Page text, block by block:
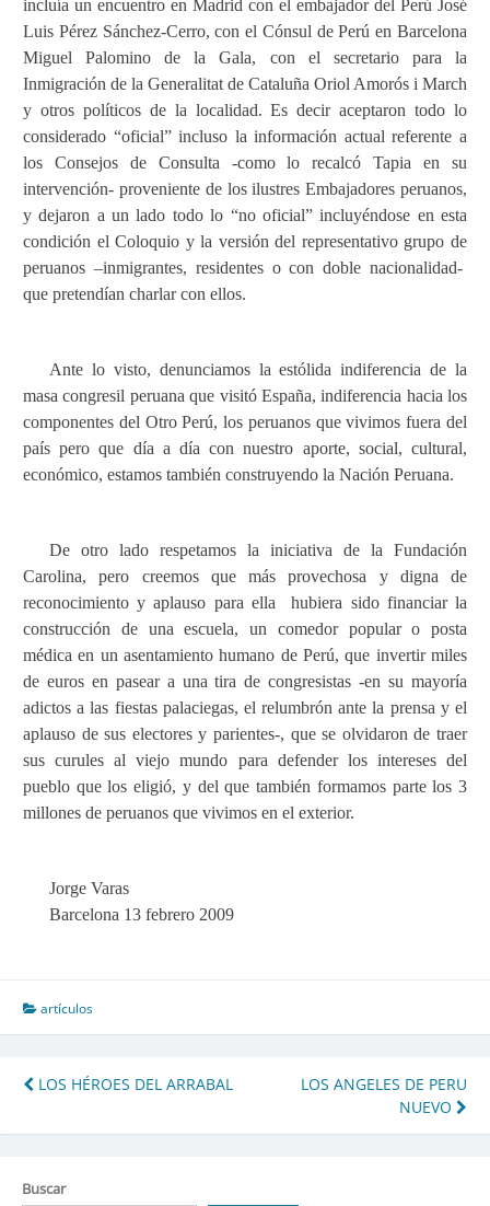
incluía un encuentro en Madrid con el embajador del Perú José
Luis Pérez Sánchez-Cerro, con el Cónsul de Perú en Barcelona
Miguel Palomino de la Gala, con el secretario para la
Inmigración de la Generalitat de Cataluña Oriol Amorós i March
y otros políticos de la localidad. Es decir aceptaron todo lo
considerado “oficial” incluso la información actual referente a
los Consejos de Consulta -como lo recalcó Tapia en su
intervención- proveniente de los ilustres Embajadores peruanos,
y dejaron a un lado todo lo “no oficial” incluyéndose en esta
condición el Coloquio y la versión del representativo grupo de
peruanos –inmigrantes, residentes o con doble nacionalidad-
que pretendían charlar con ellos.
Ante lo visto, denunciamos la estólida indiferencia de la
masa congresil peruana que visitó España, indiferencia hacia los
componentes del Otro Perú, los peruanos que vivimos fuera del
país pero que día a día con nuestro aporte, social, cultural,
económico, estamos también construyendo la Nación Peruana.
De otro lado respetamos la iniciativa de la Fundación
Carolina, pero creemos que más provechosa y digna de
reconocimiento y aplauso para ella
hubiera sido financiar la
construcción de una escuela, un comedor popular o posta
médica en un asentamiento humano de Perú, que invertir miles
de euros en pasear a una tira de congresistas -en su mayoría
adictos a las fiestas palaciegas, el relumbrón ante la prensa y el
aplauso de sus electores y parientes-, que se olvidaron de traer
sus curules al viejo mundo para defender los intereses del
pueblo que los eligió, y del que también formamos parte los 3
millones de peruanos que vivimos en el exterior.
Jorge Varas
Barcelona 13 febrero 2009
artículos
Navegación
de
LOS HÉROES DEL ARRABAL
LOS ANGELES DE PERU
NUEVO
Buscar